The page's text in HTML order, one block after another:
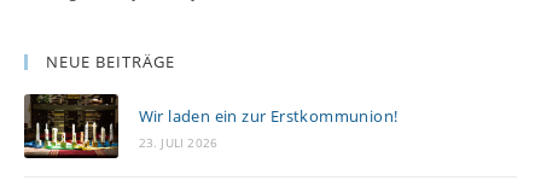
NEUE BEITRÄGE
Wir laden ein zur Erstkommunion!
23. JULI 2026